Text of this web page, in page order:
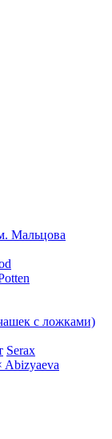
Мальцова
с ложками)
Serax
Abizyaeva